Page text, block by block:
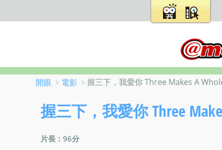
開眼 ﹥ 電影 ﹥握三下，我愛你 Three Makes A
握三下，我愛你 Three
片長：96分